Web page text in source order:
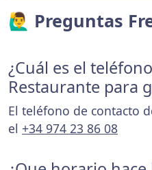
🙋‍♂️ Preguntas
¿Cuál es el
Restaurante para
El teléfono de contacto
el +34 974 23 86 08